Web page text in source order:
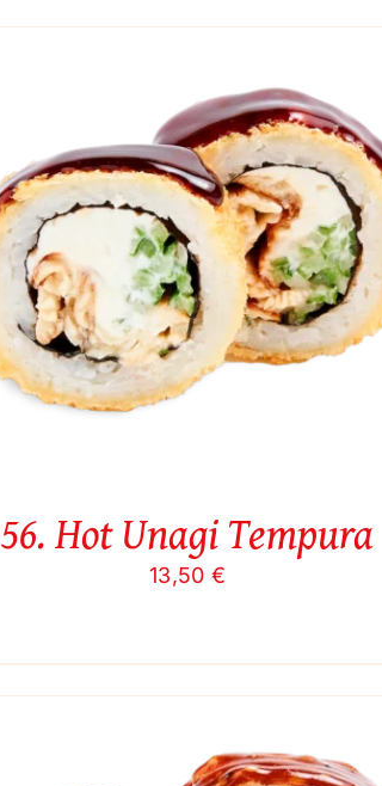
56. Hot Unagi Tempura
13,50 €
Į KREPŠELĮ QUICK VIEW